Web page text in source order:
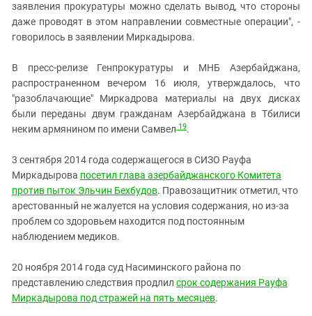
заявления прокуратуры можно сделать вывод, что стороны
даже проводят в этом направлении совместные операции", -
говорилось в заявлении Миркадырова.
В пресс-релизе Генпрокуратуры и МНБ Азербайджана,
распространенном вечером 16 июля, утверждалось, что
"разоблачающие" Миркадрова материалы на двух дисках
были переданы двум гражданам Азербайджана в Тбилиси
неким армянином по имени Самвел 19.
3 сентября 2014 года содержащегося в СИЗО Рауфа
Миркадырова посетил глава азербайджанского Комитета
против пыток Эльчин Бехбудов. Правозащитник отметил, что
арестованный не жалуется на условия содержания, но из-за
проблем со здоровьем находится под постоянным
наблюдением медиков.
20 ноября 2014 года суд Насиминского района по
представлению следствия продлил срок содержания Рауфа
Миркадырова под стражей на пять месяцев.